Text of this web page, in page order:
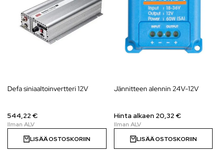
Defa siniaaltoinvertteri 12V
544,22 €
LISÄÄ OSTOSKORIIN
Jännitteen alennin 24V-12V
Hinta alkaen 20,32€
LISÄÄ OSTOSKORIIN